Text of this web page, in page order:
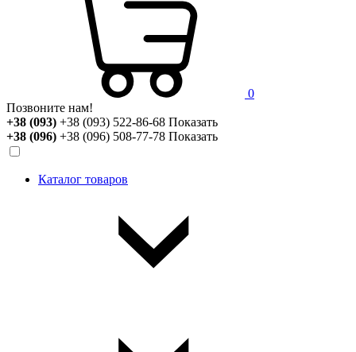
0
Позвоните нам!
+38 (093) +38 (093) 522-86-68 Показать
+38 (096) +38 (096) 508-77-78 Показать
Каталог товаров